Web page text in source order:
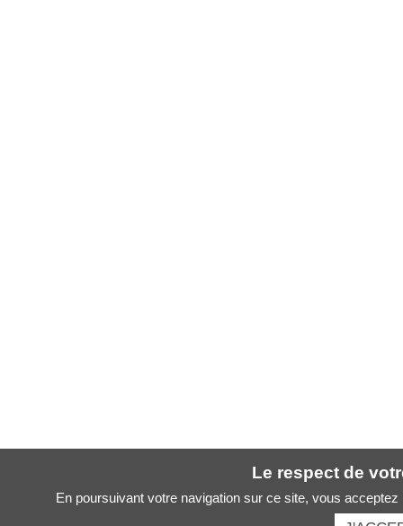
Le respect de
En poursuivant votre navigation sur ce site, vous